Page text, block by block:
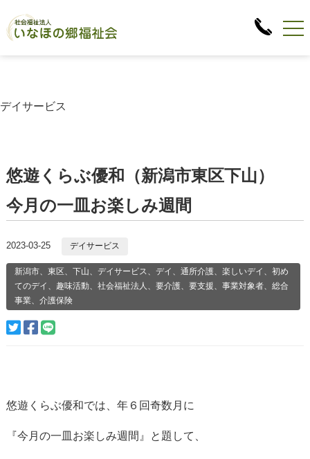
デイサービス
悠遊くらぶ優和（新潟市東区下山）
今月の一皿お楽しみ週間
2023-03-25 デイサービス
新潟市、東区、下山、デイサービス、デイ、通所介護、楽しいデイ、初め
てのデイ、趣味活動、社会福祉法人、要介護、要支援、事業対象者、総合
事業、介護保険
悠遊くらぶ優和では、年６回奇数月に
『今月の一皿お楽しみ週間』と題して、